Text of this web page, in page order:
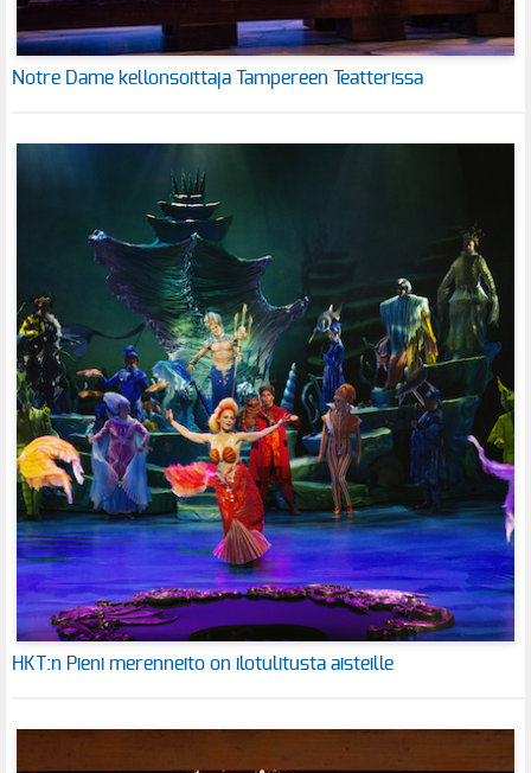
Notre Dame kellonsoittaja Tampereen Teatterissa
HKT:n Pieni merenneito on ilotulitusta aisteille